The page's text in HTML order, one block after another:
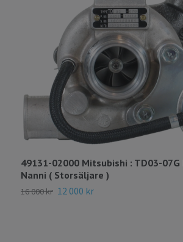
49131-02000 Mitsubishi : TD03-
Nanni ( Storsäljare )
16 000 kr 12 000 kr